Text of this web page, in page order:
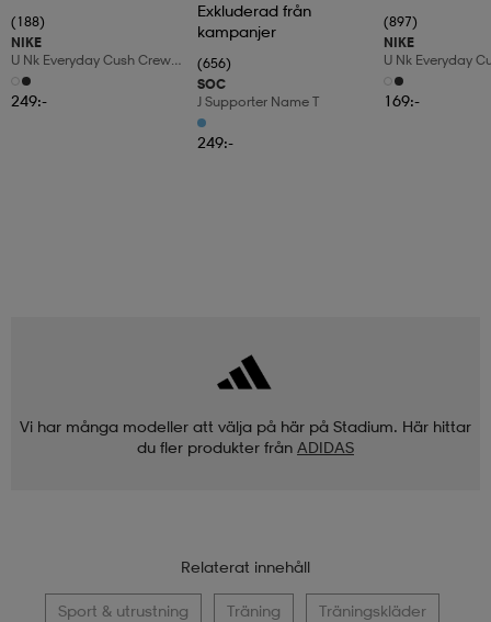
(188)
NIKE
U Nk Everyday Cush Crew
6pr-Bd
249:-
Exkluderad från
kampanjer
(656)
SOC
J Supporter Name T
249:-
(897)
NIKE
U Nk Everyday
3pr
169:-
Vi har många modeller att välja på här på Stadium. Här hittar
du fler produkter från ADIDAS
Relaterat innehåll
Sport & utrustning Träning Träningskläder